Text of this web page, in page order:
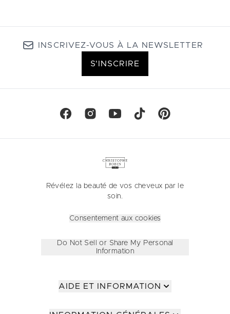
INSCRIVEZ-VOUS À LA NEWSLETTER
S'INSCRIRE
Révélez la beauté de vos cheveux par le
soin.
Consentement aux cookies
Do Not Sell or Share My Personal
Information
AIDE ET INFORMATION